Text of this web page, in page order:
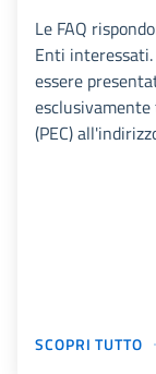
Le FAQ
Enti
essere
(PEC)
SCOPRI TUTTO